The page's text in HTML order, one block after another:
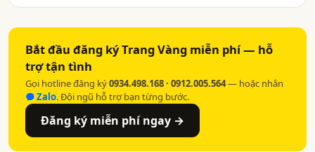
Bắt đầu đăng ký Trang Vàng miễn phí — hỗ
trợ tận tình
Gọi hotline đăng ký0934.498.168 · 0912.005.564— hoặc nhắn
Zalo. Đội ngũ hỗ trợ bạn từng bước.
Đăng ký miễn phí ngay →